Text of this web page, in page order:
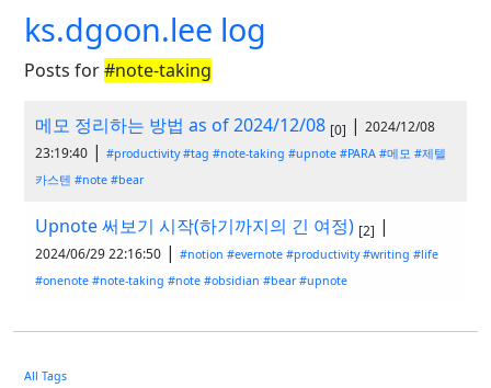
ks.dgoon.lee log
Posts for#note-taking
메모 정리하는 방법 as of 2024/12/08 [0] | 2024/12/08
23:19:40 | #productivity #tag #note-taking #upnote #PARA #메모 #제텔
카스텐 #note #bear
Upnote 써보기 시작(하기까지의 긴 여정) [2] |
2024/06/29 22:16:50 | #notion #evernote #productivity #writing #life
#onenote #note-taking #note #obsidian #bear #upnote
All Tags